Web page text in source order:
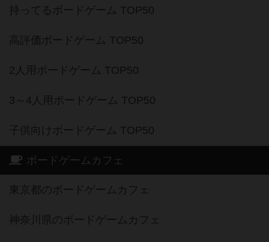
持ってるボードゲーム TOP50
高評価ボードゲーム TOP50
2人用ボードゲーム TOP50
3～4人用ボードゲーム TOP50
子供向けボードゲーム TOP50
ボードゲームカフェ
東京都のボードゲームカフェ
神奈川県のボードゲームカフェ